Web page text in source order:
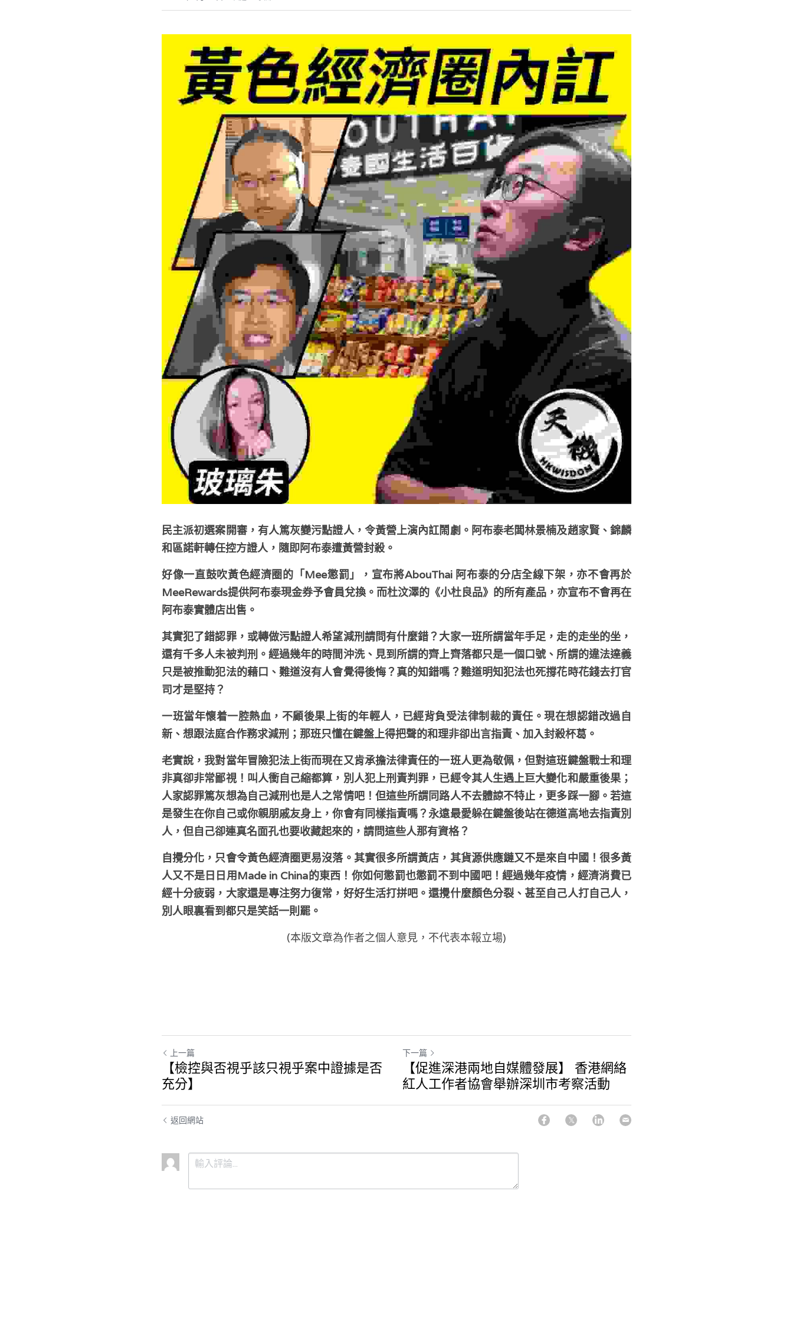
民主派初選案開審，有人篤灰變污點證人，令黃營上演內訌鬧劇。阿布泰老闆林景楠及趙家賢、錦麟
和區諾軒轉任控方證人，隨即阿布泰遭黃營封殺。
好像一直鼓吹黃色經濟圈的「Mee懲罰」，宣布將AbouThai 阿布泰的分店全線下架，亦不會再於
MeeRewards提供阿布泰現金券予會員兌換。而杜汶澤的《小杜良品》的所有產品，亦宣布不會再在
阿布泰實體店出售。
其實犯了錯認罪，或轉做污點證人希望減刑請問有什麼錯？大家一班所謂當年手足，走的走坐的坐，
還有千多人未被判刑。經過幾年的時間沖洗、見到所謂的齊上齊落都只是一個口號、所謂的違法達義
只是被推動犯法的藉口、難道沒有人會覺得後悔？真的知錯嗎？難道明知犯法也死撐花時花錢去打官
司才是堅持？
一班當年懷着一腔熱血，不顧後果上街的年輕人，已經背負受法律制裁的責任。現在想認錯改過自
新、想跟法庭合作務求減刑；那班只懂在鍵盤上得把聲的和理非卻出言指責、加入封殺杯葛。
老實說，我對當年冒險犯法上街而現在又肯承擔法律責任的一班人更為敬佩，但對這班鍵盤戰士和理
非真卻非常鄙視！叫人衝自己縮都算，別人犯上刑責判罪，已經令其人生遇上巨大變化和嚴重後果；
人家認罪篤灰想為自己減刑也是人之常情吧！但這些所謂同路人不去體諒不特止，更多踩一腳。若這
是發生在你自己或你親朋戚友身上，你會有同樣指責嗎？永遠最愛躲在鍵盤後站在德道高地去指責別
人，但自己卻連真名面孔也要收藏起來的，請問這些人那有資格？
自攪分化，只會令黃色經濟圈更易沒落。其實很多所謂黃店，其貨源供應鏈又不是來自中國！很多黃
人又不是日日用Made in China的東西！你如何懲罰也懲罰不到中國吧！經過幾年疫情，經濟消費已
經十分疲弱，大家還是專注努力復常，好好生活打拼吧。還攪什麼顏色分裂、甚至自己人打自己人，
別人眼裏看到都只是笑話一則罷。
(本版文章為作者之個人意見，不代表本報立場)
上一篇
【檢控與否視乎該只視乎案中證據是否
充分】
下一篇
【促進深港兩地自媒體發展】 香港網絡
紅人工作者協會舉辦深圳市考察活動
返回網站